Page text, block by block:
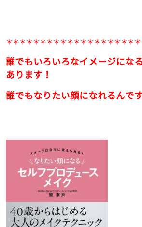
＊＊＊＊＊＊＊＊＊＊＊＊＊＊＊＊＊＊＊＊
誰でもいろいろなイメージにな
あります！
誰でもなりたい顔になれるんで